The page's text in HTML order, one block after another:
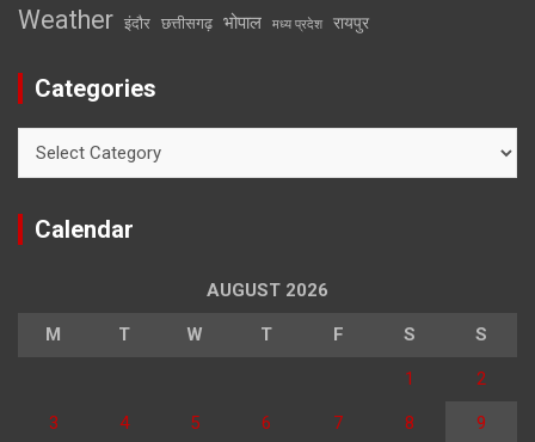
Weather इंदौर छत्तीसगढ़ भोपाल मध्य प्रदेश रायपुर
Categories
Calendar
AUGUST 2026
M T W T F S S
1 2
3 4 5 6 7 8 9